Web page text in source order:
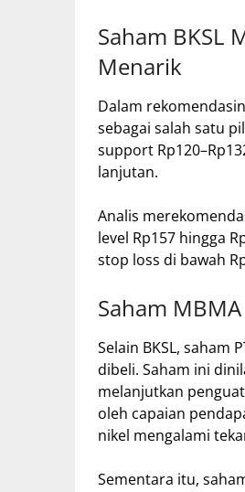
Saham BKSL
Menarik
Dalam
sebagai salah satu
support
lanjutan.
Analis
level Rp157 hingga
stop loss di bawah
Saham
Selain BKSL, saham
dibeli. Saham ini
melanjutkan
oleh capaian
nikel mengalami
Sementara itu,